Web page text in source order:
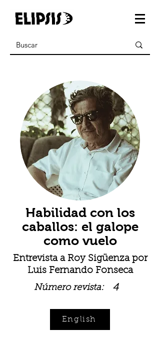
Habilidad con los
caballos: el galope
como vuelo
Entrevista a Roy Sigüenza por
Luis Fernando Fonseca
Número revista: 4
English